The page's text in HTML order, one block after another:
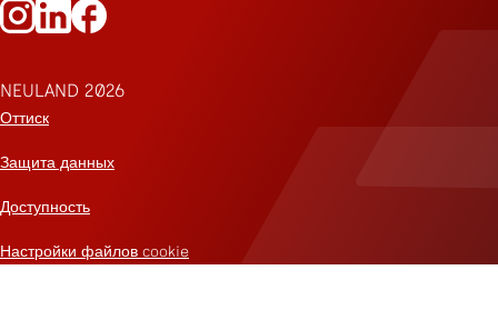
NEULAND 2026
Оттиск
Защита данных
Доступность
Настройки файлов cookie
Следите за Neuland в Instagram
Следите за Neuland на LinkedIn
Следите за Neuland на Facebook